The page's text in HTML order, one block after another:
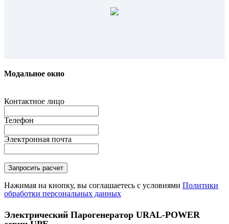
Модальное окно
Контактное лицо
Телефон
Электронная почта
Нажимая на кнопку, вы соглашаетесь с условиями Политики
обработки персональных данных
Электрический Парогенератор URAL-POWER